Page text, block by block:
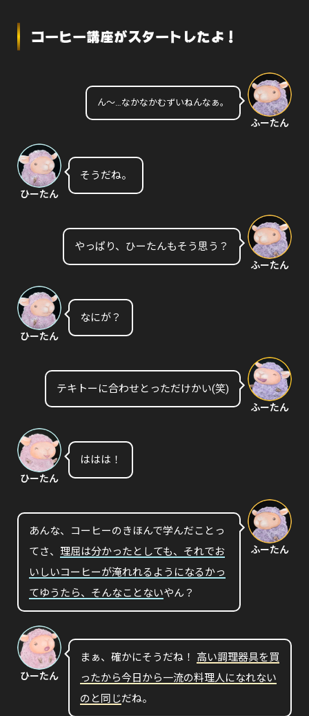
コーヒー講座がスタートしたよ！
ん〜…なかなかむずいねんなぁ。
ふーたん
ひーたん
そうだね。
やっぱり、ひーたんもそう思う？
ふーたん
ひーたん
なにが？
テキトーに合わせとっただけかい(笑)
ふーたん
ひーたん
ははは！
あんな、コーヒーのきほんで学んだことっ
てさ、 理屈は分かったとしても、それでお
いしいコーヒーが淹れれるようになるかっ
てゆうたら、そんなことないやん？
ふーたん
ひーたん
まぁ、確かにそうだね！ 高い調理器具を買
ったから今日から一流の料理人になれない
のと同じだね。